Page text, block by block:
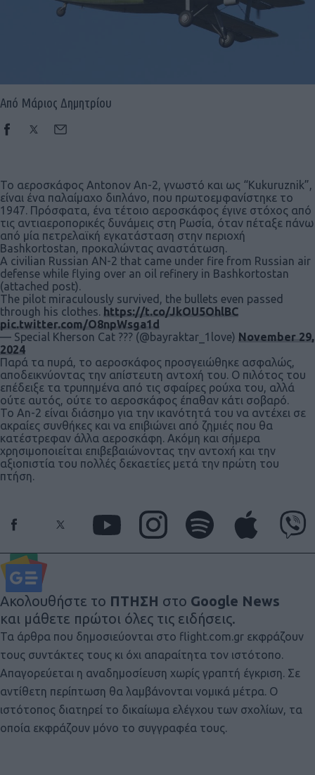
Από Μάριος Δημητρίου
Το αεροσκάφος Antonov An-2, γνωστό και ως “Kukuruznik”,
είναι ένα παλαίμαχο διπλάνο, που πρωτοεμφανίστηκε το
1947. Πρόσφατα, ένα τέτοιο αεροσκάφος έγινε στόχος από
τις αντιαεροπορικές δυνάμεις στη Ρωσία, όταν πέταξε πάνω
από μία πετρελαϊκή εγκατάσταση στην περιοχή
Bashkortostan, προκαλώντας αναστάτωση.
A civilian Russian AN-2 that came under fire from Russian air
defense while flying over an oil refinery in Bashkortostan
(attached post).
The pilot miraculously survived, the bullets even passed
through his clothes. https://t.co/JkOU5OhlBC
pic.twitter.com/O8npWsga1d
— Special Kherson Cat ??? (@bayraktar_1love) November 29,
2024
Παρά τα πυρά, το αεροσκάφος προσγειώθηκε ασφαλώς,
αποδεικνύοντας την απίστευτη αντοχή του. Ο πιλότος του
επέδειξε τα τρυπημένα από τις σφαίρες ρούχα του, αλλά
ούτε αυτός, ούτε το αεροσκάφος έπαθαν κάτι σοβαρό.
Το An-2 είναι διάσημο για την ικανότητά του να αντέχει σε
ακραίες συνθήκες και να επιβιώνει από ζημιές που θα
κατέστρεφαν άλλα αεροσκάφη. Ακόμη και σήμερα
χρησιμοποιείται επιβεβαιώνοντας την αντοχή και την
αξιοπιστία του πολλές δεκαετίες μετά την πρώτη του
πτήση.
Ακολουθήστε το ΠΤΗΣΗ στο Google News
και μάθετε πρώτοι όλες τις ειδήσεις.
Τα άρθρα που δημοσιεύονται στο flight.com.gr εκφράζουν
τους συντάκτες τους κι όχι απαραίτητα τον ιστότοπο.
Απαγορεύεται η αναδημοσίευση χωρίς γραπτή έγκριση. Σε
αντίθετη περίπτωση θα λαμβάνονται νομικά μέτρα. Ο
ιστότοπος διατηρεί το δικαίωμα ελέγχου των σχολίων, τα
οποία εκφράζουν μόνο το συγγραφέα τους.